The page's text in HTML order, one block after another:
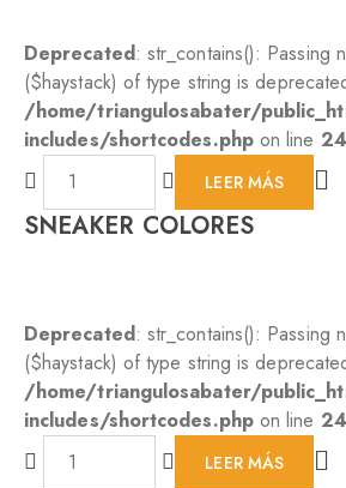
Deprecated: str_contains(): Passing
($haystack) of type string is
/home/triangulosabater/
includes/shortcodes.phpon line
LEER MÁS
SNEAKER COLORES
Deprecated: str_contains(): Passing
($haystack) of type string is
/home/triangulosabater/
includes/shortcodes.phpon line
LEER MÁS